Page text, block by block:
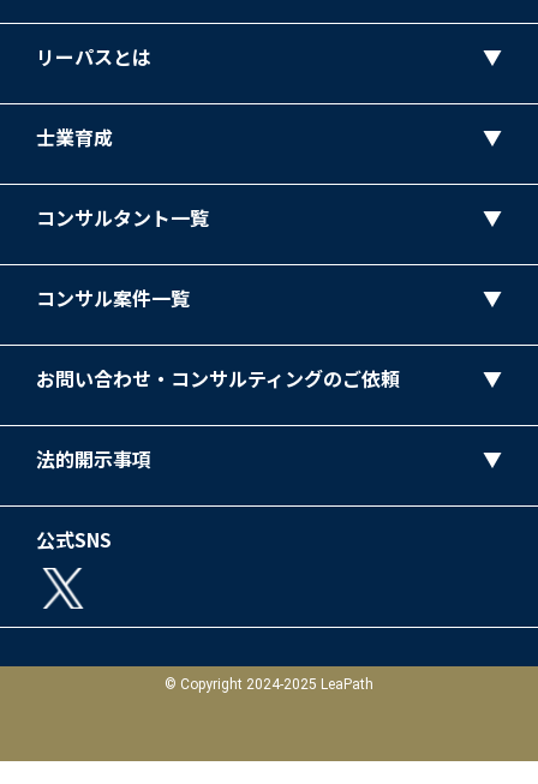
リーパスとは
士業育成
コンサルタント一覧
コンサル案件一覧
お問い合わせ・コンサルティングのご依頼
法的開示事項
公式SNS
© Copyright 2024-2025 LeaPath